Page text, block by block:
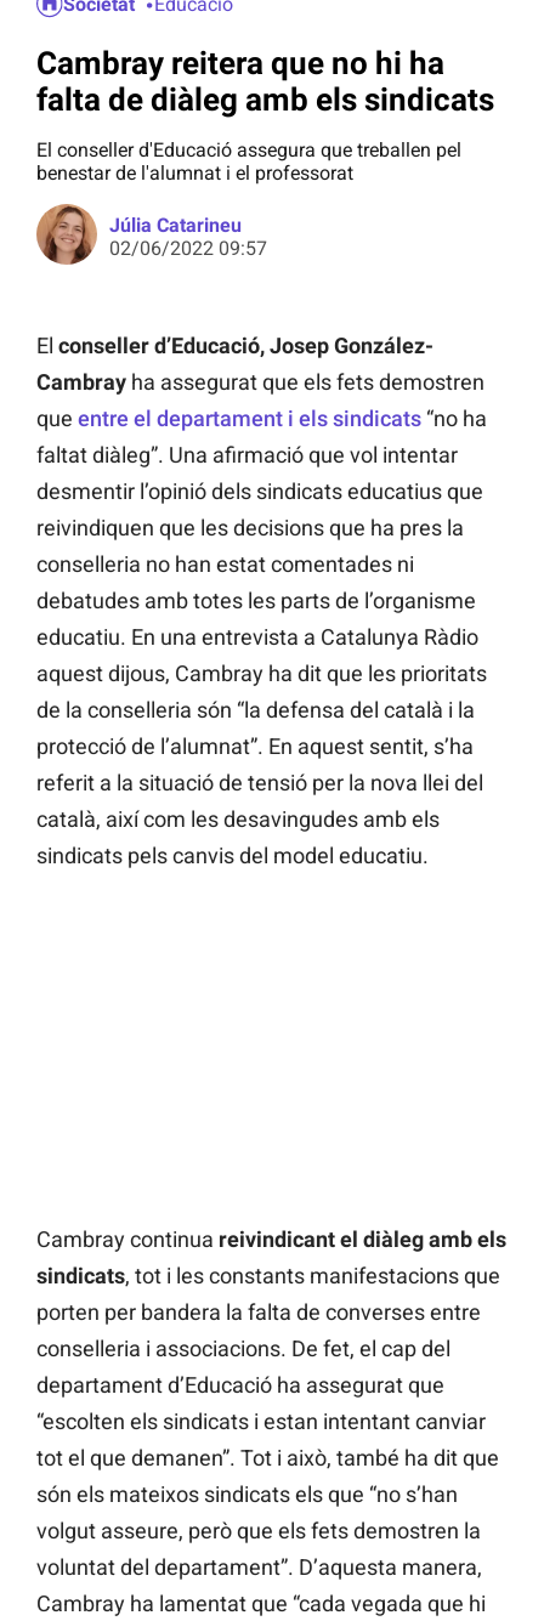
Cambray reitera que no hi ha
falta de diàleg amb els sindicats
El conseller d'Educació assegura que treballen pel
benestar de l'alumnat i el professorat
Júlia Catarineu
02/06/2022 09:57
El conseller d’Educació, Josep González-
Cambray ha assegurat que els fets demostren
que entre el departament i els sindicats “no ha
faltat diàleg”. Una afirmació que vol intentar
desmentir l’opinió dels sindicats educatius que
reivindiquen que les decisions que ha pres la
conselleria no han estat comentades ni
debatudes amb totes les parts de l’organisme
educatiu. En una entrevista a Catalunya Ràdio
aquest dijous, Cambray ha dit que les prioritats
de la conselleria són “la defensa del català i la
protecció de l’alumnat”. En aquest sentit, s’ha
referit a la situació de tensió per la nova llei del
català, així com les desavingudes amb els
sindicats pels canvis del model educatiu.
Cambray continua reivindicant el diàleg amb els
sindicats, tot i les constants manifestacions que
porten per bandera la falta de converses entre
conselleria i associacions. De fet, el cap del
departament d’Educació ha assegurat que
“escolten els sindicats i estan intentant canviar
tot el que demanen”. Tot i això, també ha dit que
són els mateixos sindicats els que “no s’han
volgut asseure, però que els fets demostren la
voluntat del departament”. D’aquesta manera,
Cambray ha lamentat que “cada vegada que hi